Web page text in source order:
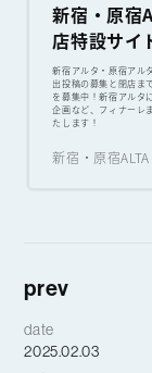
新宿・原宿
店特設サイ
新宿アルタ・原宿アル
出投稿の募集と閉店ま
を募集中！新宿アルタ
企画など、フィナーレ
たします！
新宿・原宿
prev
date
2025.02.03